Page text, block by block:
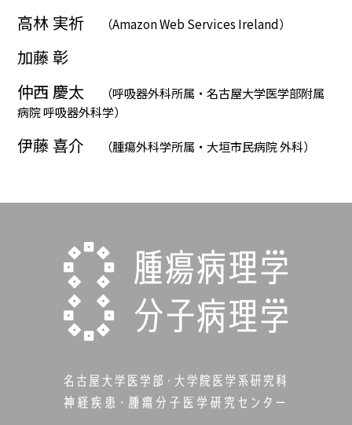
高林 実祈 （Amazon Web Services Ireland）
加藤 彰
仲西 慶太
（呼吸器外科所属・名古屋大学医学部附属
病院 呼吸器外科学）
伊藤 喜介 （腫瘍外科学所属・大垣市民病院 外科）